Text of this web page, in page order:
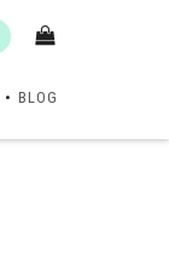
BLOG